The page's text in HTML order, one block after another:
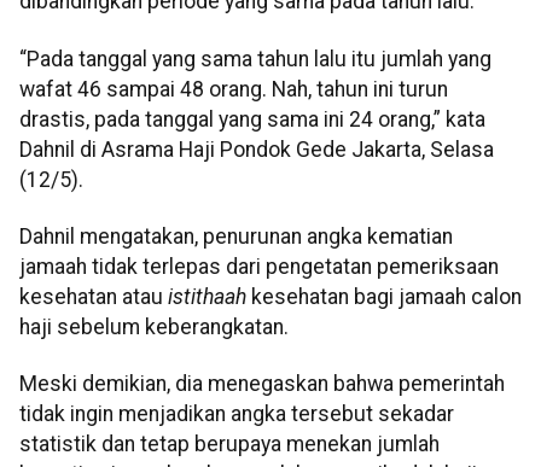
“Pada tanggal yang sama tahun lalu itu jumlah yang
wafat 46 sampai 48 orang. Nah, tahun ini turun
drastis, pada tanggal yang sama ini 24 orang,” kata
Dahnil di Asrama Haji Pondok Gede Jakarta, Selasa
(12/5).
Dahnil mengatakan, penurunan angka kematian
jamaah tidak terlepas dari pengetatan pemeriksaan
kesehatan atau istithaah kesehatan bagi jamaah calon
haji sebelum keberangkatan.
Meski demikian, dia menegaskan bahwa pemerintah
tidak ingin menjadikan angka tersebut sekadar
statistik dan tetap berupaya menekan jumlah